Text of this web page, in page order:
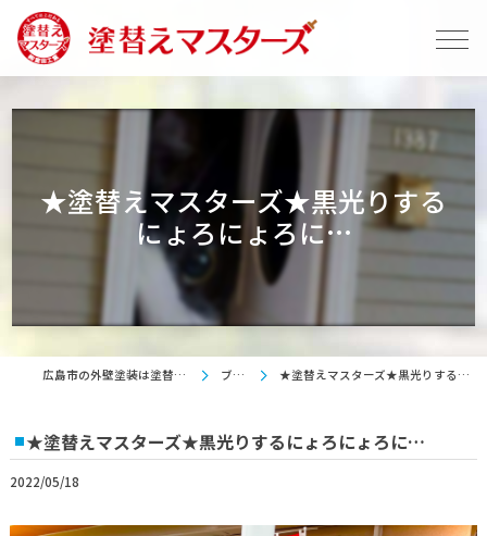
★塗替えマスターズ★黒光りする
にょろにょろに…
広島市の外壁塗装は塗替えマスターズ ブログ ★塗替えマスターズ★黒光りするにょろにょろに…
★塗替えマスターズ★黒光りするにょろにょろに…
2022/05/18